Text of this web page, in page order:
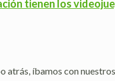
tienen los
atrás, íbamos con